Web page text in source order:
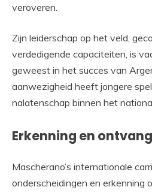
veroveren.
Zijn leiderschap op het veld,
verdedigende capaciteiten, is
geweest in het succes van
aanwezigheid heeft jongere
nalatenschap binnen het
Erkenning en
Mascherano’s internationale
onderscheidingen en erkenning